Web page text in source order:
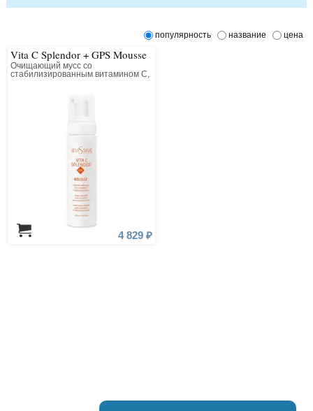
популярность название цена
Vita C Splendor + GPS Mousse
Очищающий мусс со
стабилизированным витамином С,
4 829 ₽